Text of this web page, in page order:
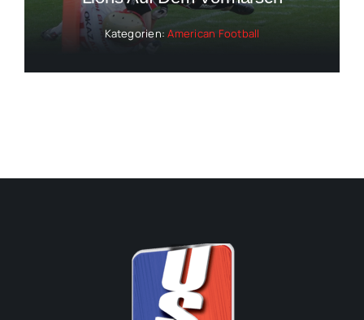
Kategorien:American Football